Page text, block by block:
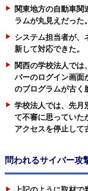
関東地方の自動車関
ラムが丸見えだった。
システム担当者が、
新して対応できた。
関西の学校法人では
バーのログイン画面
のプログラムが古く
学校法人では、先月
て不審に思っていた
アクセスを停止して
問われるサイバー攻